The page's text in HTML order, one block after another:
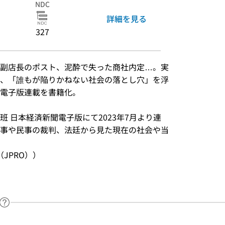
NDC
327
詳細を見る
店長のポスト、泥酔で失った商社内定…。実
「誰もが陥りかねない社会の落とし穴」を浮
子版連載を書籍化。
日本経済新聞電子版にて2023年7月より連
や民事の裁判、法廷から見た現在の社会や当
））
ヘルプページへのリンク